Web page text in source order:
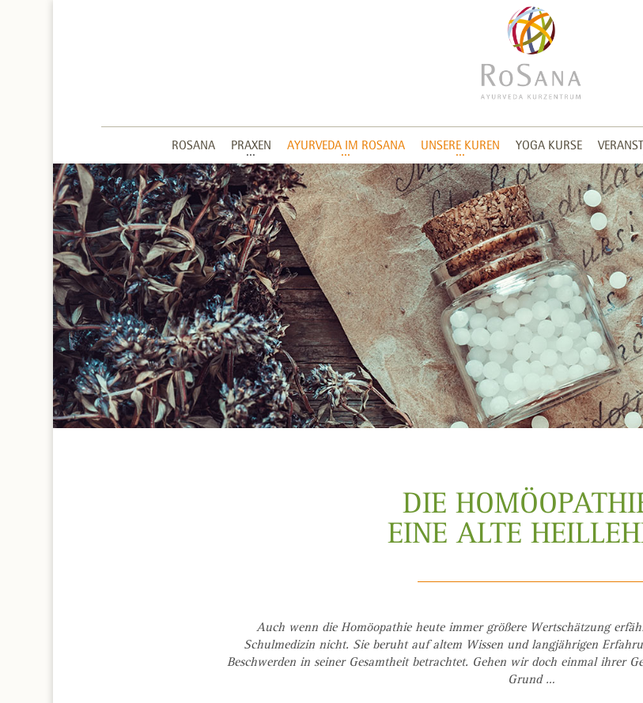
ROSANA PRAXEN AYURVEDA IM ROSANA UNSERE KUREN YOGA KURSE
DIE
EINE ALTE
Auch wenn die Homöopathie heute immer größere Wertschätzung
Schulmedizin nicht. Sie beruht auf altem Wissen und langjährigen
Beschwerden in seiner Gesamtheit betrachtet. Gehen wir doch einmal ihrer
Grund …